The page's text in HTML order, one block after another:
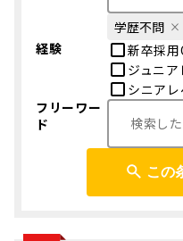
学歴不問
経験
新卒採用
ジュニ
シニア
フリーワー
ド
この